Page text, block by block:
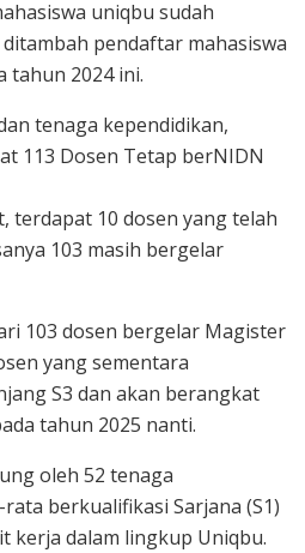
uniqbu sudah
ditambah pendaftar mahasiswa
tahun 2024 ini.
tenaga kependidikan,
113 Dosen Tetap berNIDN
terdapat 10 dosen yang telah
103 masih bergelar
103 dosen bergelar Magister
yang sementara
S3 dan akan berangkat
tahun 2025 nanti.
oleh 52 tenaga
berkualifikasi Sarjana (S1)
kerja dalam lingkup Uniqbu.